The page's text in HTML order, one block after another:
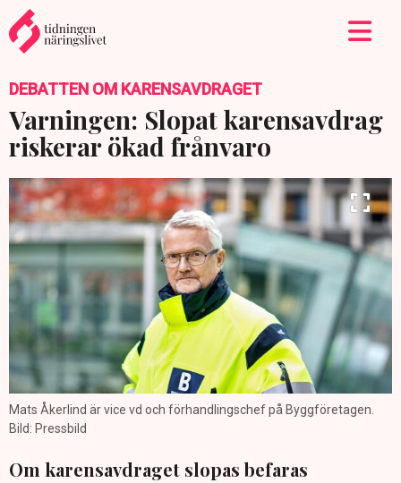
DEBATTEN OM KARENSAVDRAGET
Varningen: Slopat karensavdrag
riskerar ökad frånvaro
Mats Åkerlind är vice vd och förhandlingschef på Byggföretagen.
Bild: Pressbild
Om karensavdraget slopas befaras